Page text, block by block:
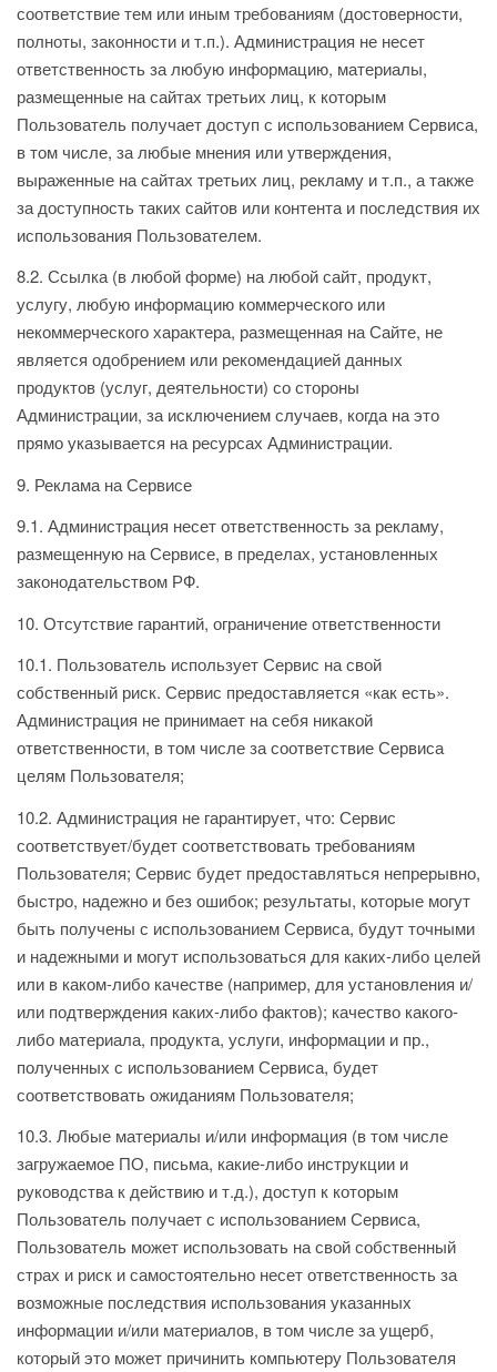
соответствие тем или иным требованиям (достоверности,
полноты, законности и т.п.). Администрация не несет
ответственность за любую информацию, материалы,
размещенные на сайтах третьих лиц, к которым
Пользователь получает доступ с использованием Сервиса,
в том числе, за любые мнения или утверждения,
выраженные на сайтах третьих лиц, рекламу и т.п., а также
за доступность таких сайтов или контента и последствия их
использования Пользователем.
8.2. Ссылка (в любой форме) на любой сайт, продукт,
услугу, любую информацию коммерческого или
некоммерческого характера, размещенная на Сайте, не
является одобрением или рекомендацией данных
продуктов (услуг, деятельности) со стороны
Администрации, за исключением случаев, когда на это
прямо указывается на ресурсах Администрации.
9. Реклама на Сервисе
9.1. Администрация несет ответственность за рекламу,
размещенную на Сервисе, в пределах, установленных
законодательством РФ.
10. Отсутствие гарантий, ограничение ответственности
10.1. Пользователь использует Сервис на свой
собственный риск. Сервис предоставляется «как есть».
Администрация не принимает на себя никакой
ответственности, в том числе за соответствие Сервиса
целям Пользователя;
10.2. Администрация не гарантирует, что: Сервис
соответствует/будет соответствовать требованиям
Пользователя; Сервис будет предоставляться непрерывно,
быстро, надежно и без ошибок; результаты, которые могут
быть получены с использованием Сервиса, будут точными
и надежными и могут использоваться для каких-либо целей
или в каком-либо качестве (например, для установления и/
или подтверждения каких-либо фактов); качество какого-
либо материала, продукта, услуги, информации и пр.,
полученных с использованием Сервиса, будет
соответствовать ожиданиям Пользователя;
10.3. Любые материалы и/или информация (в том числе
загружаемое ПО, письма, какие-либо инструкции и
руководства к действию и т.д.), доступ к которым
Пользователь получает с использованием Сервиса,
Пользователь может использовать на свой собственный
страх и риск и самостоятельно несет ответственность за
возможные последствия использования указанных
информации и/или материалов, в том числе за ущерб,
который это может причинить компьютеру Пользователя